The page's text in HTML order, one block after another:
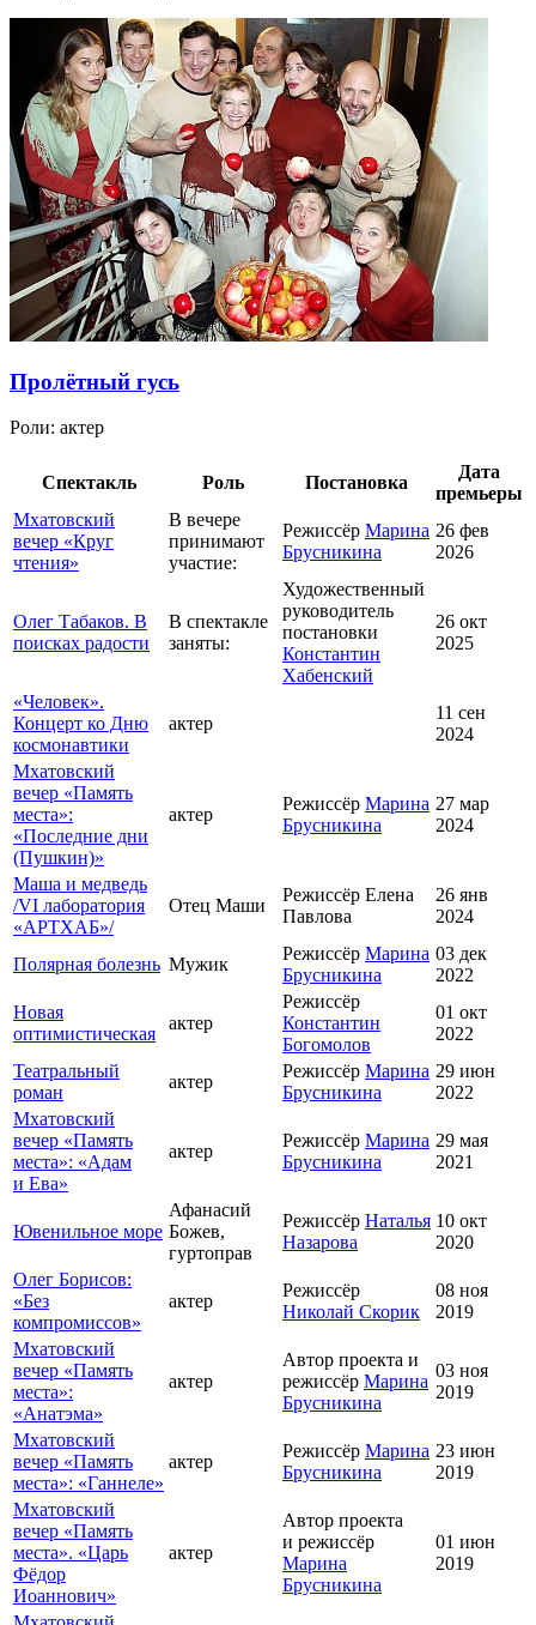
Пролётный гусь
Роли: актер
Спектакль Роль Постановка
Дата
премьеры
Мхатовский
вечер «Круг
чтения»
В вечере
принимают
участие:
Режиссёр Марина
Брусникина
26 фев
2026
Олег Табаков. В
поисках радости
В спектакле
заняты:
Художественный
руководитель
постановки
Константин
Хабенский
26 окт
2025
«Человек».
Концерт ко Дню
космонавтики
актер
11 сен
2024
Мхатовский
вечер «Память
места»:
«Последние дни
(Пушкин)»
актер
Режиссёр Марина
Брусникина
27 мар
2024
Маша и медведь
/VI лаборатория
«АРТХАБ»/
Отец Маши
Режиссёр Елена
Павлова
26 янв
2024
Полярная болезнь Мужик
Режиссёр Марина
Брусникина
03 дек
2022
Новая
оптимистическая
актер
Режиссёр
Константин
Богомолов
01 окт
2022
Театральный
роман
актер
Режиссёр Марина
Брусникина
29 июн
2022
Мхатовский
вечер «Память
места»: «Адам
и Ева»
актер
Режиссёр Марина
Брусникина
29 мая
2021
Ювенильное море
Афанасий
Божев,
гуртоправ
Режиссёр Наталья
Назарова
10 окт
2020
Олег Борисов:
«Без
компромиссов»
актер
Режиссёр
Николай Скорик
08 ноя
2019
Мхатовский
вечер «Память
места»:
«Анатэма»
актер
Автор проекта и
режиссёр Марина
Брусникина
03 ноя
2019
Мхатовский
вечер «Память
места»: «Ганнеле»
актер
Режиссёр Марина
Брусникина
23 июн
2019
Мхатовский
вечер «Память
места». «Царь
Фёдор
Иоаннович»
актер
Автор проекта
и режиссёр
Марина
Брусникина
01 июн
2019